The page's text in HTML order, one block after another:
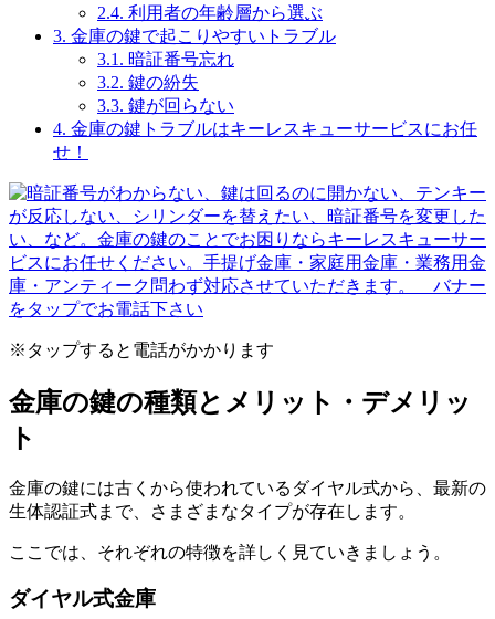
2.4. 利用者の年齢層から選ぶ
3. 金庫の鍵で起こりやすいトラブル
3.1. 暗証番号忘れ
3.2. 鍵の紛失
3.3. 鍵が回らない
4. 金庫の鍵トラブルはキーレスキューサービスにお任
せ！
※タップすると電話がかかります
金庫の鍵の種類とメリット・デメリッ
ト
金庫の鍵には古くから使われているダイヤル式から、最新の
生体認証式まで、さまざまなタイプが存在します。
ここでは、それぞれの特徴を詳しく見ていきましょう。
ダイヤル式金庫